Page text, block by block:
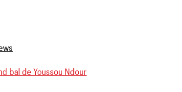
bal de Youssou Ndour